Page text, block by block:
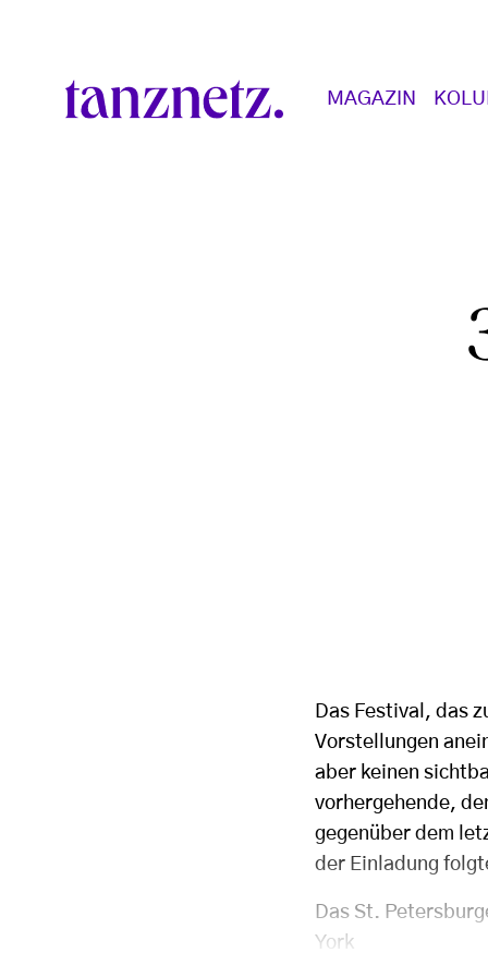
Main navigation
MAGAZIN
Das Festival, das
Vorstellungen
aber keinen
vorhergehende,
gegenüber dem
der Einladung
Das St.
York